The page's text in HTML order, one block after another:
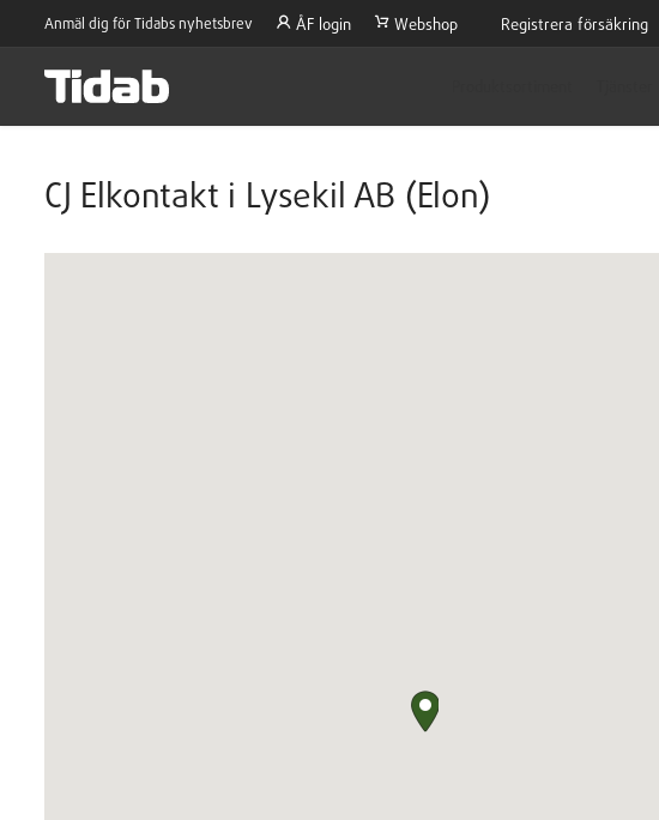
Anmäl dig för Tidabs nyhetsbrev ÅF login Webshop Registrera försäkring
CJ Elkontakt i Lysekil AB (Elon)